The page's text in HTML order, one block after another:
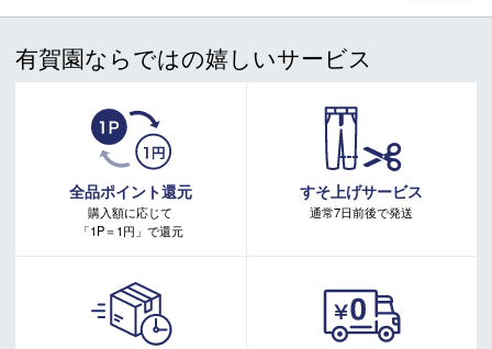
い合わせください。
■ キャンペーン期間：毎週 金・土曜日 AM 0:00 - PM 23:59
注意事項：
・有賀園ポイントの獲得には別途ログイン/新規登録が必要です。
・本特典は予告なく変更・中止させて頂く場合があります。
・本キャンペーンの特典を受ける場合、ドコモ専用ページでエントリーが必要です。
詳しくはこちらをご確認ください。
キャンペーンページ
有賀園ならではの嬉しいサービス
全品ポイント還元
購入額に応じて
「1P＝1円」で還元
すそ上げサービス
通常7日前後で発送